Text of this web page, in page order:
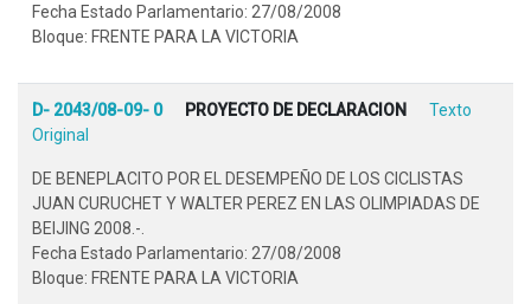
Fecha Estado Parlamentario: 27/08/2008
Bloque: FRENTE PARA LA VICTORIA
D- 2043/08-09- 0 PROYECTO DE DECLARACION
Texto
Original
DE BENEPLACITO POR EL DESEMPEÑO DE LOS CICLISTAS
JUAN CURUCHET Y WALTER PEREZ EN LAS OLIMPIADAS DE
BEIJING 2008.-.
Fecha Estado Parlamentario: 27/08/2008
Bloque: FRENTE PARA LA VICTORIA